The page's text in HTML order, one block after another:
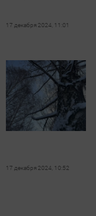
17 декабря 2024, 11:01
17 декабря 2024, 10:52